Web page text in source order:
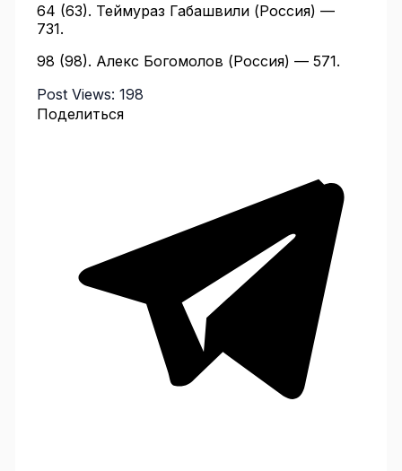
64 (63). Теймураз Габашвили (Россия) —
731.
98 (98). Алекс Богомолов (Россия) — 571.
Post Views: 198
Поделиться